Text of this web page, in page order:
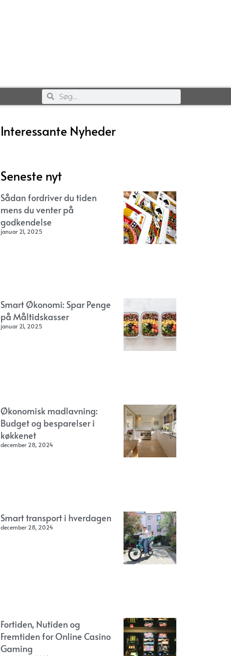
Interessante Nyheder
Seneste nyt
Sådan fordriver du tiden
mens du venter på
godkendelse
januar 21, 2025
Smart Økonomi: Spar Penge
på Måltidskasser
januar 21, 2025
Økonomisk madlavning:
Budget og besparelser i
køkkenet
december 28, 2024
Smart transport i hverdagen
december 28, 2024
Fortiden, Nutiden og
Fremtiden for Online Casino
Gaming